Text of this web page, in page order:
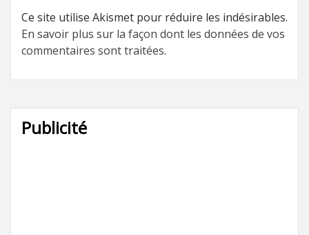
Ce site utilise Akismet pour réduire les indésirables.
En savoir plus sur la façon dont les données de vos
commentaires sont traitées.
Publicité